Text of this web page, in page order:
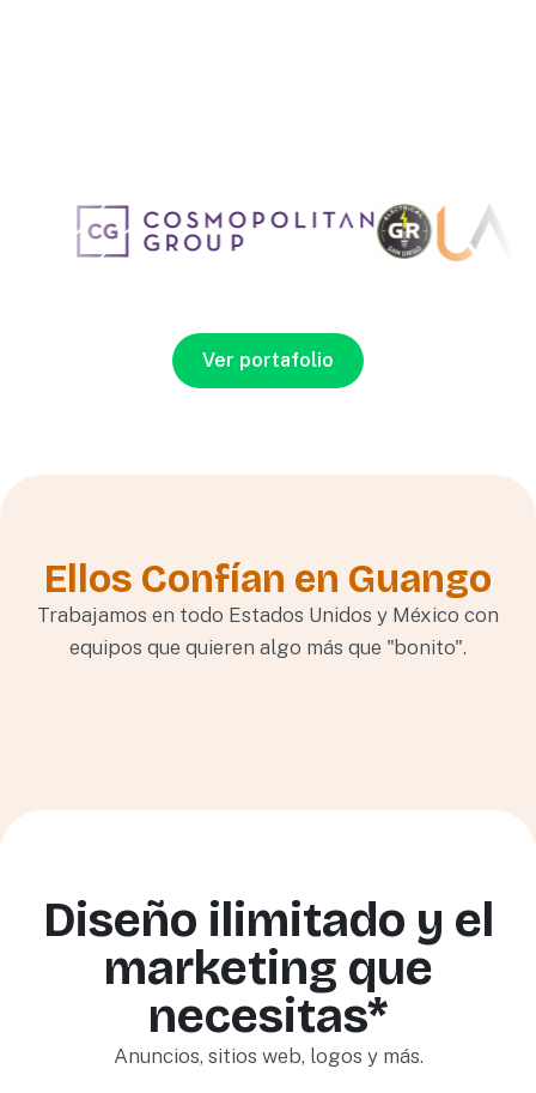
Ver portafolio
Ellos Confían en Guango
Trabajamos en todo Estados Unidos y México con
equipos que quieren algo más que "bonito".
Diseño ilimitado y el
marketing que
necesitas*
Anuncios, sitios web, logos y más.